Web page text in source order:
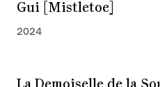
Gui [Mistletoe]
2024